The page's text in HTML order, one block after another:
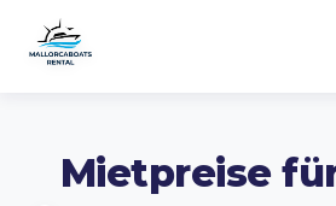
Mietpreise